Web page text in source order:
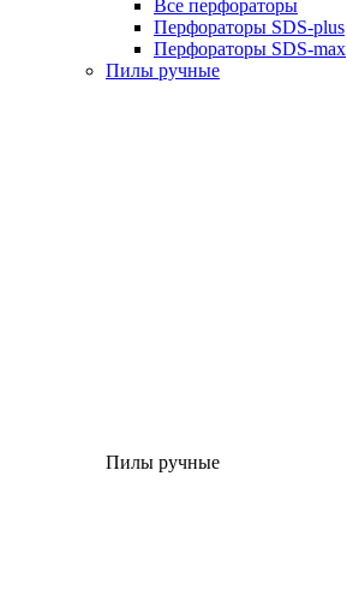
Все перфораторы
Перфораторы SDS-plus
Перфораторы SDS-max
Пилы ручные
Пилы ручные